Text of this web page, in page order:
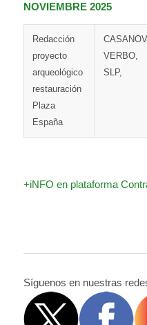
NOVIEMBRE 2025
Redacción
proyecto
arqueológico
restauración
Plaza
España
VERBO,
SLP,
+iNFO en plataforma
Síguenos en nuestras